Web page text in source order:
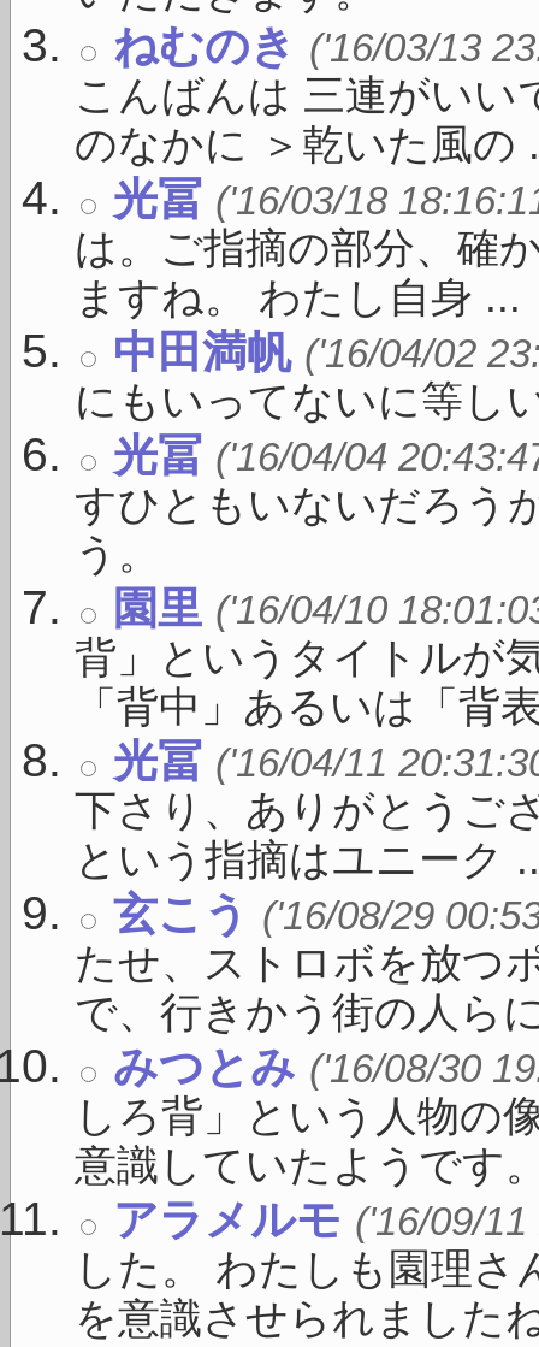
ねむのき ('16/03/13
こんばんは 三連がい
のなかに ＞乾いた風の
光冨 ('16/03/18
は。ご指摘の部分、確
ますね。 わたし自身 ...
中田満帆 ('16/04/02
にもいってないに等し
光冨 ('16/04/04
すひともいないだろう
う。
園里 ('16/04/10
背」というタイトルが
「背中」あるいは「背
光冨 ('16/04/11
下さり、ありがとうご
という指摘はユニーク
玄こう ('16/08/29
たせ、ストロボを放つ
で、行きかう街の人ら
みつとみ ('16/08/30
しろ背」という人物の
意識していたようです
アラメルモ ('16/09/
した。 わたしも園理
を意識させられました